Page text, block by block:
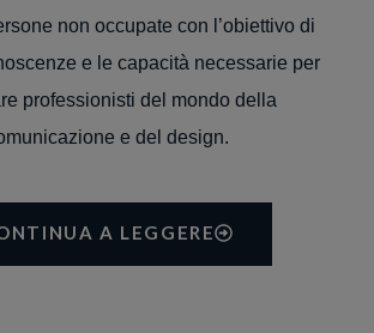
non occupate con l’obiettivo di
e le capacità necessarie per
professionisti del mondo della
e del design.
A LEGGERE